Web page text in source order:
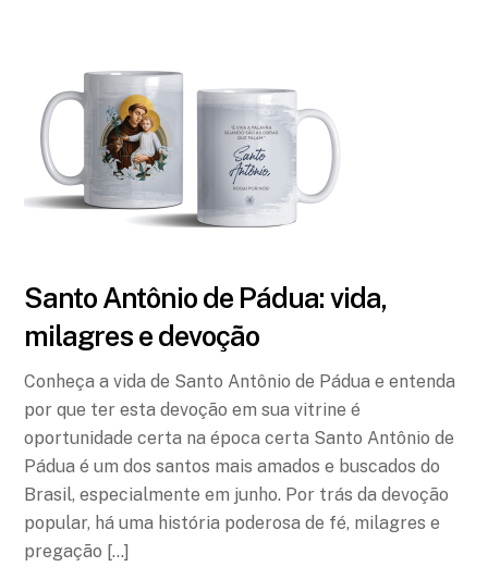
Santo Antônio de Pádua: vida,
milagres e devoção
Conheça a vida de Santo Antônio de Pádua e entenda
por que ter esta devoção em sua vitrine é
oportunidade certa na época certa Santo Antônio de
Pádua é um dos santos mais amados e buscados do
Brasil, especialmente em junho. Por trás da devoção
popular, há uma história poderosa de fé, milagres e
pregação […]